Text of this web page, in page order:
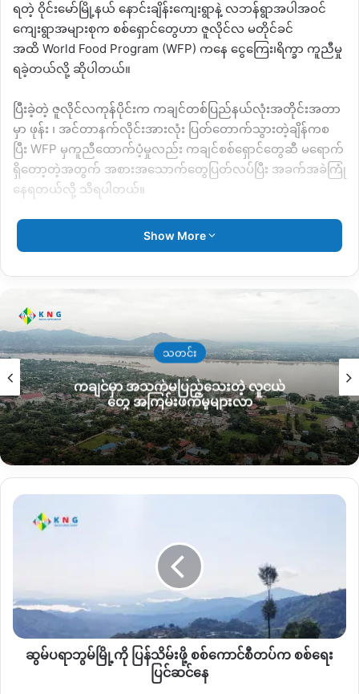
ရတဲ့ ဝိုင်းမော်မြို့နယ် နောင်းချိန်းကျေးရွာနဲ့ လဘန်ရွာအပါအဝင်
ကျေးရွာအများစုက စစ်ရှောင်တွေဟာ ဇူလိုင်လ မတိုင်ခင်
အထိ World Food Program (WFP) ကနေ ငွေကြေး၊ရိက္ခာ ကူညီမှု
ရခဲ့တယ်လို့ ဆိုပါတယ်။
ပြီးခဲ့တဲ့ ဇူလိုင်လကုန်ပိုင်းက ကချင်တစ်ပြည်နယ်လုံးအတိုင်းအတာ
မှာ ဖုန်း ၊ အင်တာနက်လိုင်းအားလုံး ပြတ်တောက်သွားတဲ့ချိန်ကစ
ပြီး WFP မှကူညီထောက်ပံ့မှုလည်း ကချင်စစ်ရှောင်တွေဆီ မရောက်
ရှိတော့တဲ့အတွက် အစားအသောက်တွေပြတ်လပ်ပြီး အခက်အခဲကြုံ
နေရတယ်လို့ သိရပါတယ်။
“ ကူညီမှုတွေမရောက်တော့ဘူးဆိုတော့
ပြတ်လပ်သွားပြီ။ ရှားစားဖို့လည်း နေရာမရှိ၊ ဘယ်မှာသွားရှာစားရ
မိသားစုများတဲ့အိမ်တွေဆို
တော်တော်ဒုက္ခရောက်နေ
တယ်“လို့ နောင်းချိန်း နဲ့ လဘန်ရွာမှာ စစ်ရှောင်နေတဲ့ အောင်မြေ ၂
ဒေသခံ အမျိုးသမီးတစ်ဦးကကချင်သတင်းဌာန
ကို ပြောပါ
တယ်။
ပြီးခဲ့တဲ့ မတ်လအတွင်း တိုက်ပွဲကြောင့် ထွက်ပြေးတိမ်းရှောင်နေကြတဲ့ဝိုင်းမော်
စစ်ရှောင်အမျိုးသမီး
နောင်းချိန်း၊ လဘန်တဝိုက်ခိုလှုံနေတဲ့ ဝိုင်းမော်စစ်ရှောင်ပြည်သူတွေ
ဟာ သက်ဆိုင်ရာ ဘာသာရေးအဖွဲ့အစည်းတွေနဲ့ နီးစပ်ရာကျေးရွာ
Show More
သတင်း
ကချင်မှာ အသက်မပြည့်သေးတဲ့ လူငယ်
တွေ အကြမ်းဖက်မှုများလာ
ဆွ
မြို့
သိမ်း
ဖို့ စစ်
ကောင်စီ
ဆွမ်ပရာဘွမ်မြို့ကို ပြန်သိမ်းဖို့ စစ်ကောင်စီတပ်က စစ်ရေး
ပြင်ဆင်နေ